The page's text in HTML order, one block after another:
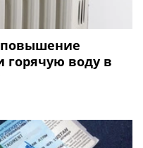
повышение
горячую воду в